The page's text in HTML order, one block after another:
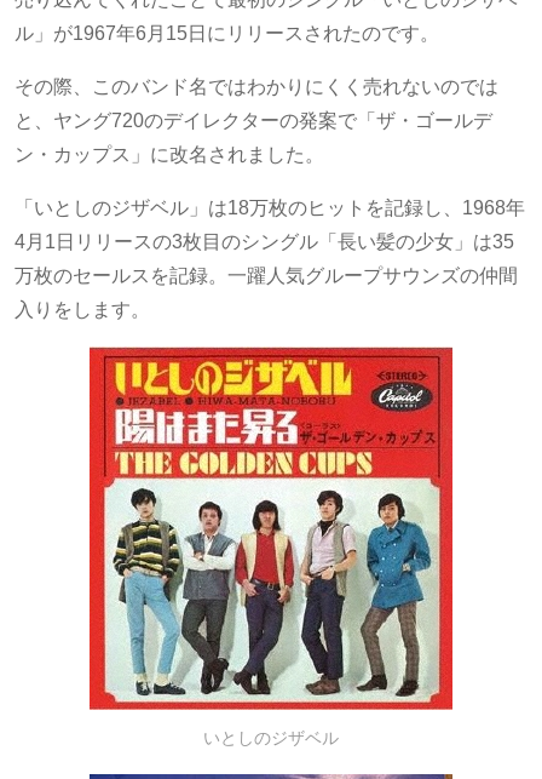
ル」が1967年6月15日にリリースされたのです。
その際、このバンド名ではわかりにくく売れないのでは
と、ヤング720のデイレクターの発案で「ザ・ゴールデ
ン・カップス」に改名されました。
「いとしのジザベル」は18万枚のヒットを記録し、1968年
4月1日リリースの3枚目のシングル「長い髪の少女」は35
万枚のセールスを記録。一躍人気グループサウンズの仲間
入りをします。
いとしのジザベル